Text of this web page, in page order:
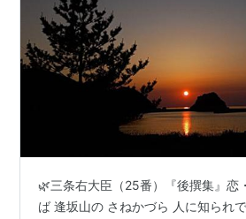
🌿三条右大臣（25番）『後撰集』恋
ば 逢坂山の さねかづら 人に知られ